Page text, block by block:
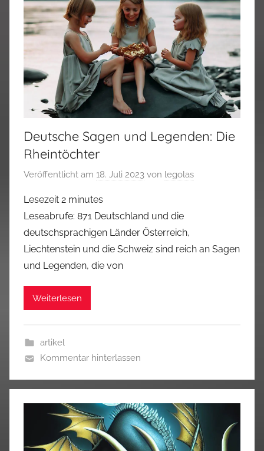
Deutsche Sagen und Legenden: Die
Rheintöchter
Veröffentlicht am 18. Juli 2023 von legolas
Lesezeit 2 minutes
Leseabrufe: 871 Deutschland und die
deutschsprachigen Länder Österreich,
Liechtenstein und die Schweiz sind reich an Sagen
und Legenden, die von
Weiterlesen
artikel
Kommentar hinterlassen